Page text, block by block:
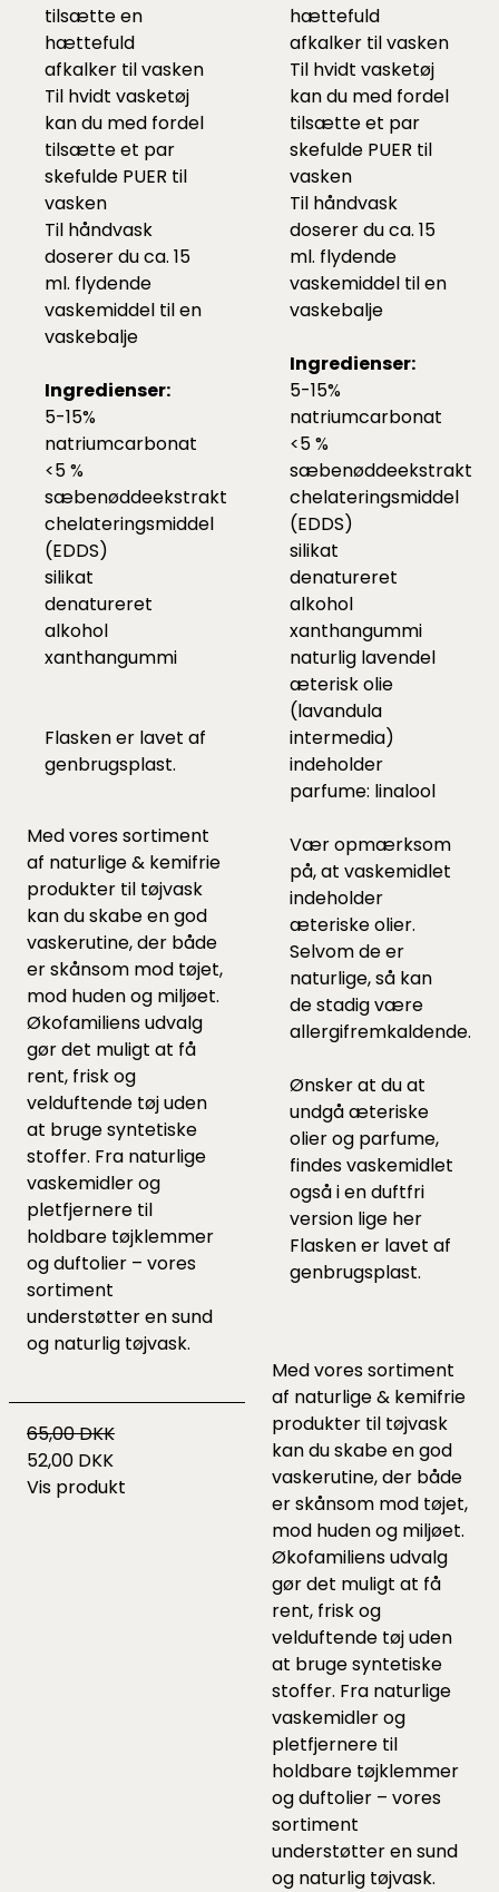
tilsætte en
hættefuld
afkalker til vasken
Til hvidt vasketøj
kan du med fordel
tilsætte et par
skefulde PUER til
vasken
Til håndvask
doserer du ca. 15
ml. flydende
vaskemiddel til en
vaskebalje
Ingredienser:
5-15%
natriumcarbonat
<5 %
sæbenøddeekstrakt
chelateringsmiddel
(EDDS)
silikat
denatureret
alkohol
xanthangummi
Flasken er lavet af
genbrugsplast.
Med vores sortiment
af naturlige & kemifrie
produkter til tøjvask
kan du skabe en god
vaskerutine, der både
er skånsom mod tøjet,
mod huden og miljøet.
Økofamiliens udvalg
gør det muligt at få
rent, frisk og
velduftende tøj uden
at bruge syntetiske
stoffer. Fra naturlige
vaskemidler og
pletfjernere til
holdbare tøjklemmer
og duftolier – vores
sortiment
understøtter en sund
og naturlig tøjvask.
65,00 DKK
52,00 DKK
Vis produkt
hættefuld
afkalker til vasken
Til hvidt vasketøj
kan du med fordel
tilsætte et par
skefulde PUER til
vasken
Til håndvask
doserer du ca. 15
ml. flydende
vaskemiddel til en
vaskebalje
Ingredienser:
5-15%
natriumcarbonat
<5 %
sæbenøddeekstrakt
chelateringsmiddel
(EDDS)
silikat
denatureret
alkohol
xanthangummi
naturlig lavendel
æterisk olie
(lavandula
intermedia)
indeholder
parfume: linalool
Vær opmærksom
på, at vaskemidlet
indeholder
æteriske olier.
Selvom de er
naturlige, så kan
de stadig være
allergifremkaldende.
Ønsker at du at
undgå æteriske
olier og parfume,
findes vaskemidlet
også i en duftfri
version lige her
Flasken er lavet af
genbrugsplast.
Med vores sortiment
af naturlige & kemifrie
produkter til tøjvask
kan du skabe en god
vaskerutine, der både
er skånsom mod tøjet,
mod huden og miljøet.
Økofamiliens udvalg
gør det muligt at få
rent, frisk og
velduftende tøj uden
at bruge syntetiske
stoffer. Fra naturlige
vaskemidler og
pletfjernere til
holdbare tøjklemmer
og duftolier – vores
sortiment
understøtter en sund
og naturlig tøjvask.